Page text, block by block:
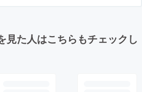
見た人はこちらもチェックし